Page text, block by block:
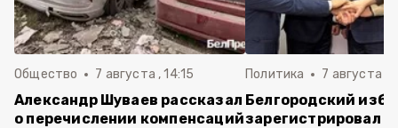
Общество 7 августа , 14:15
Александр Шуваев рассказал
о перечислении компенсаций
Политика 7 августа ,
Белгородский
зарегистрировал